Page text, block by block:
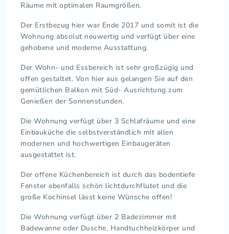
Räume mit optimalen Raumgrößen.
Der Erstbezug hier war Ende 2017 und somit ist die
Wohnung absolut neuwertig und verfügt über eine
gehobene und moderne Ausstattung.
Der Wohn- und Essbereich ist sehr großzügig und
offen gestaltet. Von hier aus gelangen Sie auf den
gemütlichen Balkon mit Süd- Ausrichtung zum
Genießen der Sonnenstunden.
Die Wohnung verfügt über 3 Schlafräume und eine
Einbauküche die selbstverständlich mit allen
modernen und hochwertigen Einbaugeräten
ausgestattet ist.
Der offene Küchenbereich ist durch das bodentiefe
Fenster ebenfalls schön lichtdurchflutet und die
große Kochinsel lässt keine Wünsche offen!
Die Wohnung verfügt über 2 Badezimmer mit
Badewanne oder Dusche, Handtuchheizkörper und